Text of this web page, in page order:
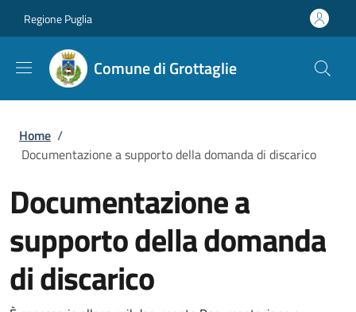
Regione Puglia
Comune di Grottaglie
Briciole di pane
Home /
Documentazione a supporto della domanda di discarico
Documentazione a
supporto della domanda
di discarico